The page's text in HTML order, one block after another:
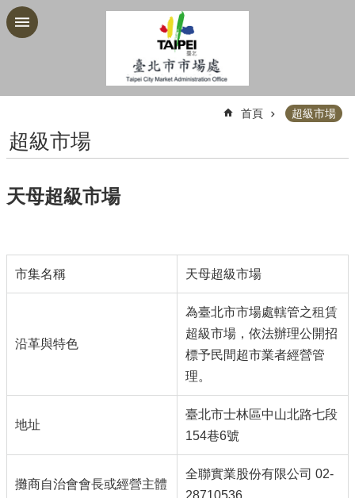
跳到主要內容區塊
首頁 超級市場
超級市場
天母超級市場
市集名稱 天母超級市場
沿革與特色
為臺北市市場處轄管之租賃
超級市場，依法辦理公開招
標予民間超市業者經營管
理。
地址
臺北市士林區中山北路七段
154巷6號
攤商自治會會長或經營主體
全聯實業股份有限公司 02-
28710536